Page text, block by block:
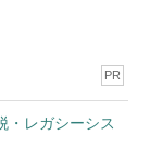
PR
・レガシーシス